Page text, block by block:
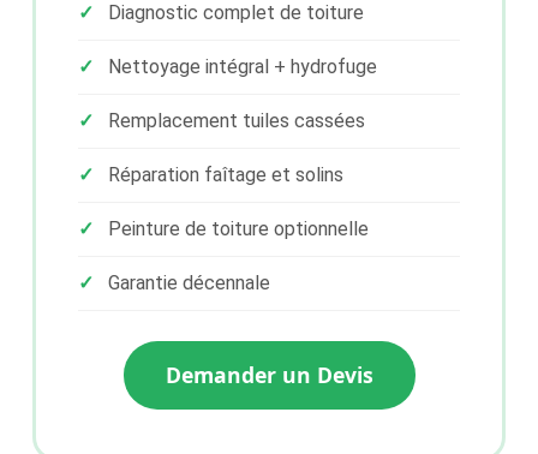
Diagnostic complet de toiture
Nettoyage intégral + hydrofuge
Remplacement tuiles cassées
Réparation faîtage et solins
Peinture de toiture optionnelle
Garantie décennale
Demander un Devis